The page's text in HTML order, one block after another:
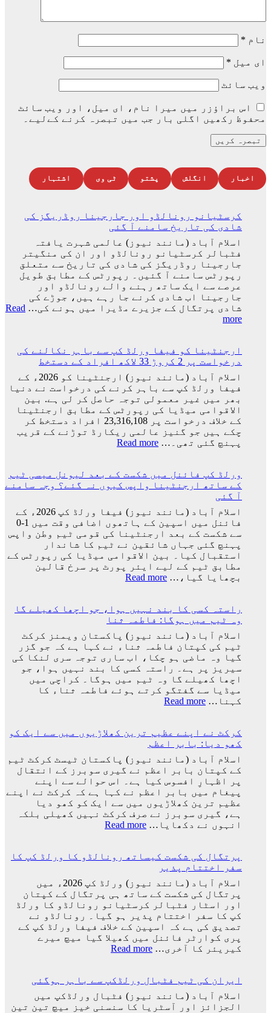
نام *
ای میل *
ویب‌ سائٹ
اس براؤزر میں میرا نام، ای میل، اور ویب سائٹ
محفوظ رکھیں اگلی بار جب میں تبصرہ کرنے کےلیے۔
اخبار انگلش پشتو ٹی وی اشتہار
کرسٹیانو رونالڈو اور جارجینا روڈریگز کی
شادی کی تاریخ سامنے آ گئی
اسلام آباد (مانند نیوز) عالمی شہرت یافتہ
فٹبالر کرسٹیانو رونالڈو اور ان کی منگیتر
جارجینا روڈریگز کی شادی کی تاریخ سے متعلق
رپورٹس سامنے آ گئیں۔ رپورٹس کے مطابق طویل
عرصے سے ایک ساتھ رہنے والے رونالڈو اور
جارجینا اب شادی کرنے جا رہے ہیں، جوڑے کی
شادی پرتگال کے جزیرے مڈیرا میں ہونے کی… Read
more
:
اور
جارجینا
روڈریگز
کی
شادی
کی
تاریخ
سامنے
آ
گئی
ارجنٹینا کو فیفا ورلڈ کپ سے باہر نکالنے کی
درخواست پر 2 کروڑ 33 لاکھ افراد کے دستخط
اسلام آباد (مانند نیوز) ارجنٹینا کو 2026ء کے
فیفا ورلڈ کپ سے باہر کرنے کی درخواست نے دنیا
بھر میں غیر معمولی توجہ حاصل کر لی ہے. بین
الاقوامی میڈیا کی رپورٹس کے مطابق ارجنٹینا
کے خلاف درخواست پر 23,316,108 افراد دستخط کر
چکے ہیں جو گنیز عالمی ریکارڈ توڑنے کے قریب
پہنچ گئی تھی۔… Read more
:
فیفا
ورلڈ
باہر
نکالنے
کی
درخواست
پر
2
لاکھ
افراد
کے
دستخط
ورلڈ کپ فائنل میں شکست کے بعد لیونل میسی ٹیم
کے ساتھ ارجنٹینا واپس کیوں نہ گئے؟ وجہ سامنے
آ گئی
اسلام آباد (مانند نیوز) فیفا ورلڈ کپ 2026ء کے
فائنل میں اسپین کے ہاتھوں اضافی وقت میں 1-0
سے شکست کے بعد ارجنٹینا کی قومی ٹیم وطن واپس
پہنچ گئی جہاں شائقین نے ٹیم کا شاندار
استقبال کیا۔ بین الاقوامی میڈیا کی رپورٹس کے
مطابق ٹیم کے لیے ایئر پورٹ پر سرخ قالین
بچھایا گیا،… Read more
:
فائنل
میں
شکست
کے
بعد
لیونل
میسی
ٹیم
کے
واپس
کیوں
گئے؟
وجہ
سامنے
آ
گئی
راستہ کسی کا بند نہیں ہوا، جو اچھا کھیلے گا
وہ ٹیم میں ہوگا: فاطمہ ثنا
اسلام آباد (مانند نیوز) پاکستان ویمنز کرکٹ
ٹیم کی کپتان فاطمہ ثناء نے کہا ہے کہ جو گزر
گیا وہ ماضی ہو چکا، اب ساری توجہ سری لنکا کی
سیریز پر ہے۔ راستہ کسی کا بند نہیں ہوا، جو
اچھا کھیلے گا وہ ٹیم میں ہوگا۔ کراچی میں
میڈیا سے گفتگو کرتے ہوئے فاطمہ ثناء کا
کہنا… Read more
:
کا
بند
ہوا،
جو
اچھا
کھیلے
گا
وہ
ٹیم
ہوگا:
فاطمہ
ثنا
کرکٹ نے اپنے عظیم ترین کھلاڑیوں میں سے ایک کو
کھو دیا: بابر اعظم
اسلام آباد (مانند نیوز) پاکستان ٹیسٹ کرکٹ ٹیم
کے کپتان بابر اعظم نے گیری سوبرز کے انتقال
پر اظہارِ افسوس کیا ہے۔ اس حوالے سے اپنے
پیغام میں بابر اعظم نے کہا ہے کہ کرکٹ نے اپنے
عظیم ترین کھلاڑیوں میں سے ایک کو کھو دیا
ہے، گیری سوبرز نے صرف کرکٹ نہیں کھیلی بلکہ
انہوں نے دکھایا… Read more
:
اپنے
ترین
کھلاڑیوں
میں
سے
ایک
کو
کھو
پرتگال کی شکست کیساتھ رونالڈو کا ورلڈ کپ کا
سفر اختتام پذیر
اسلام آباد (مانند نیوز) ورلڈ کپ 2026ء میں
پرتگال کی شکست کے ساتھ ہی پرتگال کے کپتان
اور اسٹار فٹبالر کرسٹیانو رونالڈو کا ورلڈ
کپ کا سفر اختتام پذیر ہو گیا۔ رونالڈو نے
تصدیق کی ہے کہ اسپین کے خلاف فیفا ورلڈ کپ کے
پری کوارٹر فائنل میں کھیلا گیا میچ میرے
کیریئر کا آخری… Read more
:
شکست
کیساتھ
رونالڈو
ایران کی ٹیم فٹبال ورلڈکپ سے باہر ہوگئی
اسلام آباد (مانند نیوز) فٹبال ورلڈکپ میں
الجزائز اور آسٹریا کا سنسنی خیز میچ تین تین